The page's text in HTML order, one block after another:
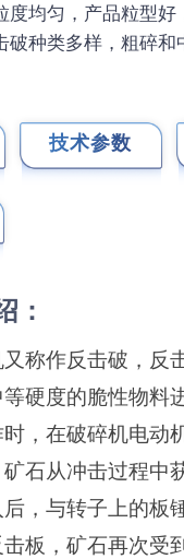
度均匀，产品粒型好
破种类多样，粗碎和
技术参数
：
称作反击破，反
硬度的脆性物料
，在破碎机电动
石从冲击过程中
，与转子上的板
板，矿石再次受